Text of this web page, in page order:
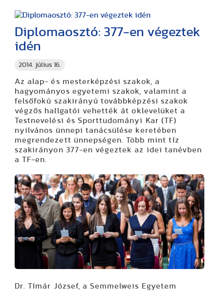
2014. július 16.
Diplomaosztó: 377-en végeztek
idén
Az alap- és mesterképzési szakok, a
hagyományos egyetemi szakok, valamint a
felsőfokú szakirányú továbbképzési szakok
végzős hallgatói vehették át oklevelüket a
Testnevelési és Sporttudományi Kar (TF)
nyilvános ünnepi tanácsülése keretében
megrendezett ünnepségen. Több mint tíz
szakirányon 377-en végeztek az idei tanévben
a TF-en.
Dr. Tímár József, a Semmelweis Egyetem